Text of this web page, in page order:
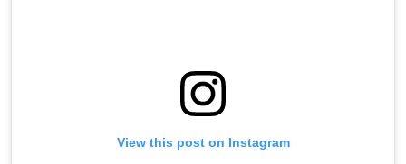
View this post on Instagram